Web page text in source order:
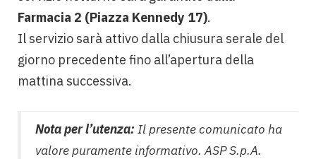
Farmacia 2 (Piazza Kennedy 17).
Il servizio sarà attivo dalla chiusura serale del
giorno precedente fino all’apertura della
mattina successiva.
Nota per l’utenza: Il presente comunicato ha
valore puramente informativo. ASP S.p.A.